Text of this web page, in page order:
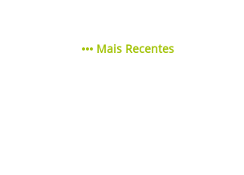
Mais Recentes